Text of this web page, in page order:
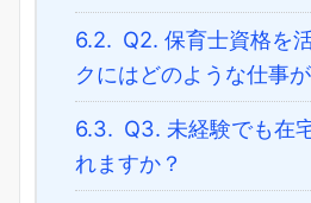
6.2. Q2. 保育士資格を
クにはどのような仕事
6.3. Q3. 未経験でも在
れますか？